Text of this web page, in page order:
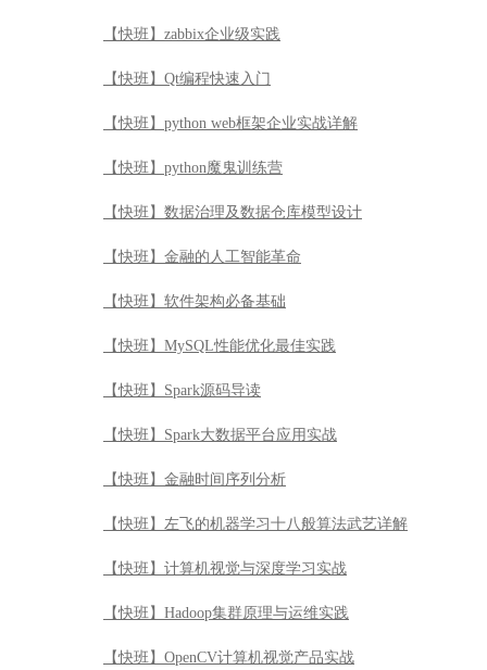
【快班】zabbix企业级实践
【快班】Qt编程快速入门
【快班】python web框架企业实战详解
【快班】python魔鬼训练营
【快班】数据治理及数据仓库模型设计
【快班】金融的人工智能革命
【快班】软件架构必备基础
【快班】MySQL性能优化最佳实践
【快班】Spark源码导读
【快班】Spark大数据平台应用实战
【快班】金融时间序列分析
【快班】左飞的机器学习十八般算法武艺详解
【快班】计算机视觉与深度学习实战
【快班】Hadoop集群原理与运维实践
【快班】OpenCV计算机视觉产品实战